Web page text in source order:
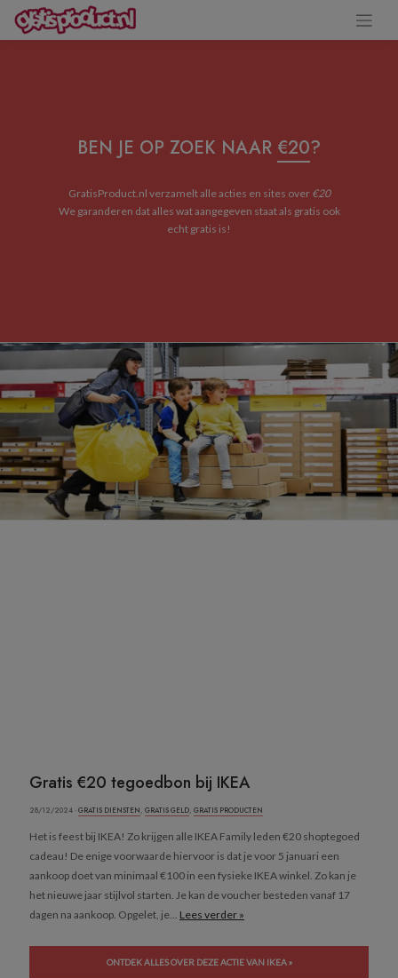
BEN JE OP ZOEK NAAR €20?
GratisProduct.nl verzamelt alle acties en sites over €20
We garanderen dat alles wat aangegeven staat als gratis ook
echt gratis is!
Gratis €20 tegoedbon bij IKEA
28/12/2024 ·GRATIS DIENSTEN, GRATIS GELD, GRATIS PRODUCTEN
Het is feest bij IKEA! Zo krijgen alle IKEA Family leden €20 shoptegoed
cadeau! De enige voorwaarde hiervoor is dat je voor 5 januari een
aankoop doet van minimaal €100 in een fysieke IKEA winkel. Zo kan je
het nieuwe jaar stijlvol starten. Je kan de voucher besteden vanaf 17
dagen na aankoop. Opgelet, je... Lees verder »
ONTDEK ALLES OVER DEZE ACTIE VAN IKEA »